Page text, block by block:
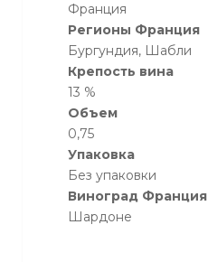
Франция
Регионы Франция
Бургундия, Шабли
Крепость вина
13 %
Объем
0,75
Упаковка
Без упаковки
Виноград Франция
Шардоне